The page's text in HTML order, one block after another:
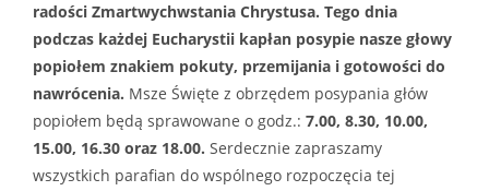
radości Zmartwychwstania Chrystusa. Tego dnia
podczas każdej Eucharystii kapłan posypie nasze głowy
popiołem znakiem pokuty, przemijania i gotowości do
nawrócenia. Msze Święte z obrzędem posypania głów
popiołem będą sprawowane o godz.: 7.00, 8.30, 10.00,
15.00, 16.30 oraz 18.00. Serdecznie zapraszamy
wszystkich parafian do wspólnego rozpoczęcia tej